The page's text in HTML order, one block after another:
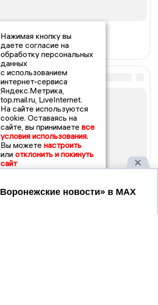
Нажимая кнопку вы
даете согласие на
обработку персональных
данных
с использованием
интернет-сервиса
Яндекс.Метрика,
top.mail.ru, LiveInternet.
На сайте используются
cookie. Оставаясь на
сайте, вы принимаете все
условия использования.
Вы можете настроить
или отклонить и покинуть
сайт
Принять